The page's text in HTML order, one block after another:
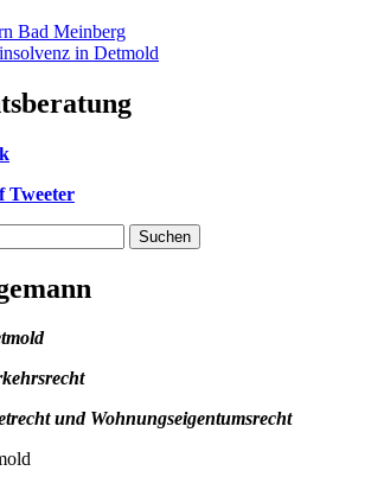
Bad Meinberg
in Detmold
Tweeter
und Wohnungseigentumsrecht